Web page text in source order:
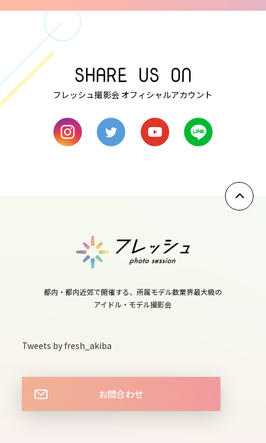
sat
7
sun
mon
14
15
mon
SHARE US ON
フレッシュ撮影会 オフィシャルアカウント
都内・都内近郊で開催する、所属モデル数業界最大級の
アイドル・モデル撮影会
Tweets by fresh_akiba
お問合わせ